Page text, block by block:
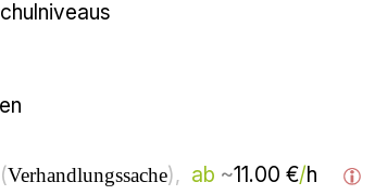
scolastici
voi.
di formazione per adulti ( negoziabile